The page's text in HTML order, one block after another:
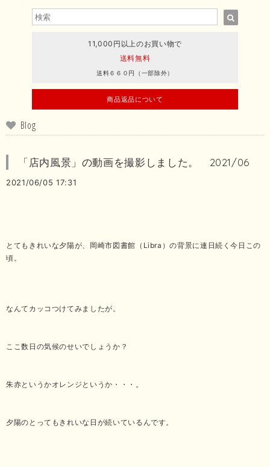
11,000円以上のお買い物で
送料無料
送料６６０円（一部除外）
商品返品について
Blog
「店内風景」の動画を撮影しました。 2021/06
2021/06/05 17:31
とてもきれいな夕陽が、岡崎市図書館（Libra）の背景に連日続く今日この
頃。
なんてカッコつけてみましたが。
ここ数日の気候のせいでしょうか？
朱赤というかオレンジというか・・・。
夕陽のとってもきれいな日が続いているんです。